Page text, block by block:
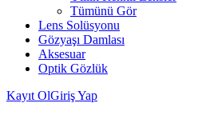
Tümünü Gör
Lens Solüsyonu
Gözyaşı Damlası
Aksesuar
Optik Gözlük
Kayıt OlGiriş Yap